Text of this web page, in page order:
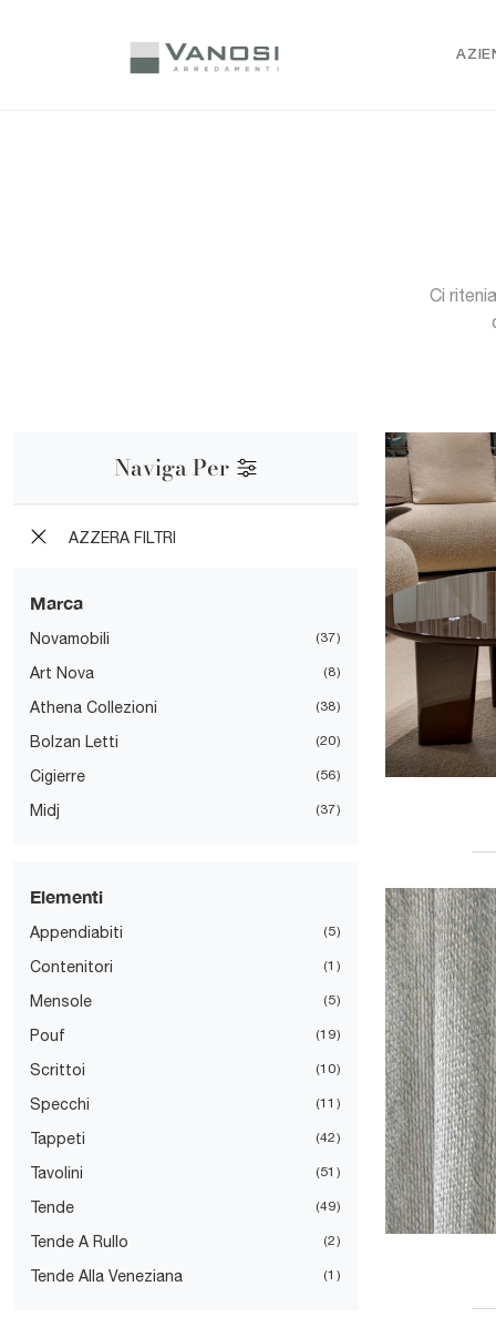
Ci
Naviga Per
AZZERA FILTRI
Marca
Novamobili 37
Art Nova 8
Athena Collezioni 38
Bolzan Letti 20
Cigierre 56
Midj 37
Elementi
Appendiabiti 5
Contenitori 1
Mensole 5
Pouf 19
Scrittoi 10
Specchi 11
Tappeti 42
Tavolini 51
Tende 49
Tende A Rullo 2
Tende Alla Veneziana 1